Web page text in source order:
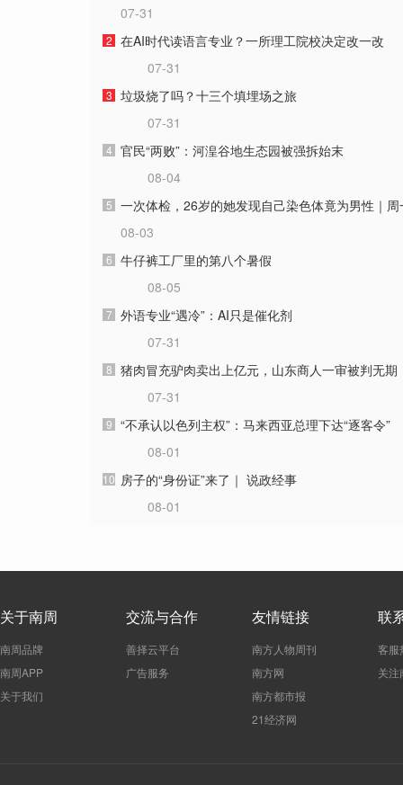
07-31
2 在AI时代读语言专业？一所理工院校决定改一改
07-31
3 垃圾烧了吗？十三个填埋场之旅
07-31
4 官民“两败”：河湟谷地生态园被强拆始末
08-04
5 一次体检，26岁的她发现自己染色体竟为男性｜周
08-03
6 牛仔裤工厂里的第八个暑假
08-05
7 外语专业“遇冷”：AI只是催化剂
07-31
8 猪肉冒充驴肉卖出上亿元，山东商人一审被判无期
07-31
9 “不承认以色列主权”：马来西亚总理下达“逐客令”
08-01
10 房子的“身份证”来了｜ 说政经事
08-01
关于南周
南周品牌
南周APP
关于我们
交流与合作
善择云平台
广告服务
友情链接
南方人物周刊
南方网
南方都市报
21经济网
联
客服
关注